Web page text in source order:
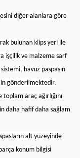
diğer alanlara göre
bulunan klips yeri ile
işçilik ve malzeme sarf
havuz paspasın
gönderilmektedir.
araç ağırlığını
daha hafif daha sağlam
alt yüzeyinde
konum bilgisi